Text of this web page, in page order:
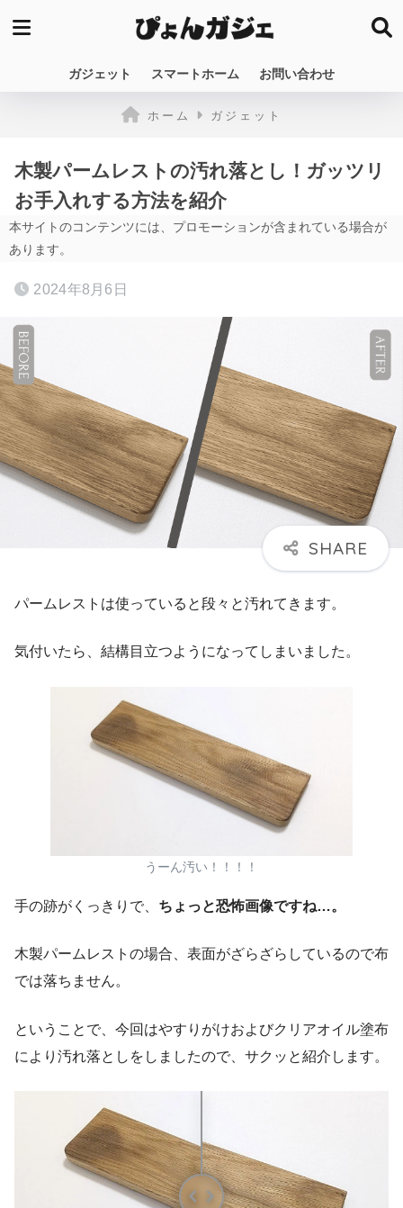
ガジェット スマートホーム お問い合わせ
ホーム ガジェット
木製パームレストの汚れ落とし！ガッツリ
お手入れする方法を紹介
本サイトのコンテンツには、プロモーションが含まれている場合が
あります。
2024年8月6日
パームレストは使っていると段々と汚れてきます。
気付いたら、結構目立つようになってしまいました。
うーん汚い！！！！
手の跡がくっきりで、 ちょっと恐怖画像ですね…。
木製パームレストの場合、表面がざらざらしているので布
では落ちません。
ということで、今回はやすりがけおよびクリアオイル塗布
により汚れ落としをしましたので、サクッと紹介します。